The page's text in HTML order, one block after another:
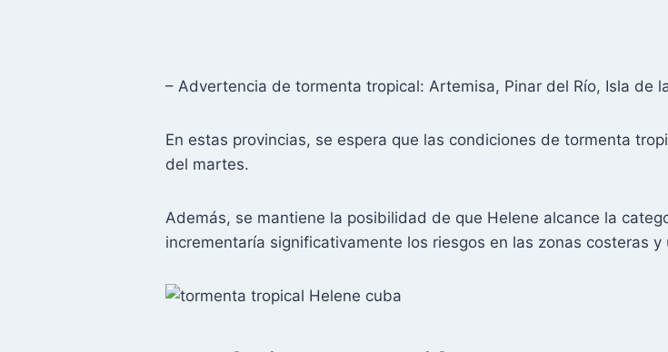
– Advertencia de tormenta tropical: Artemisa, Pinar del Río, Isla de
En estas provincias, se espera que las condiciones de tormenta
del martes.
Además, se mantiene la posibilidad de que Helene alcance la
incrementaría significativamente los riesgos en las zonas costeras y